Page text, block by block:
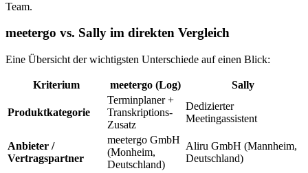
Team.
meetergo vs. Sally im direkten Vergleich
Eine Übersicht der wichtigsten Unterschiede auf einen Blick:
Kriterium meetergo (Log) Sally
Produktkategorie
Terminplaner +
Transkriptions-
Zusatz
Dedizierter
Meetingassistent
Anbieter /
Vertragspartner
meetergo GmbH
(Monheim,
Deutschland)
Aliru GmbH (Mannheim,
Deutschland)